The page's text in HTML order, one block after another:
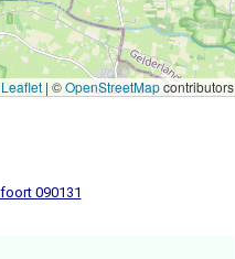
| ©OpenStreetMapcontributors
090131